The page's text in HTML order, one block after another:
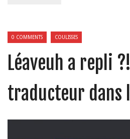
0 COMMENTS COULISSES
Léaveuh a repli
traducteur dans